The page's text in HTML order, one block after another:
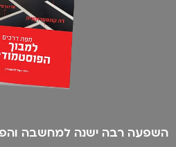
השפעה רבה ישנה למחשבה